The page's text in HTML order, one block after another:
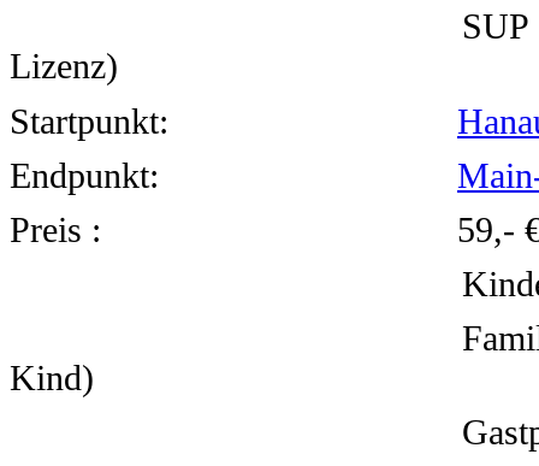
SUP (sehr
Lizenz)
Startpunkt:
Endpunkt:
Preis : 59,- € pro
Kinder bis 15
Kind)
Gastpaddler (mit